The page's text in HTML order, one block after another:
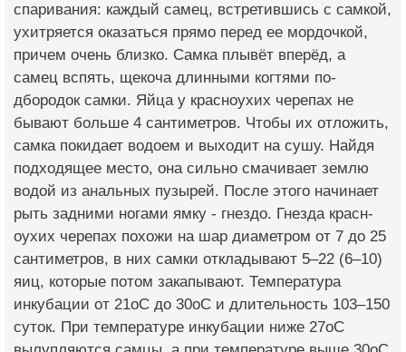
спаривания: каждый самец, встретившись с самкой,
ухитряется оказаться прямо перед ее мордочкой,
прич­ем очень близко. Сам­ка плывёт вперёд, а
самец вспять, щекоча длинными когтями по­
дбородок самки. Яйца у красноухих черепах не
бывают больше 4 сантиметров. Чтобы их отложить,
самка покидает водоем и вых­одит на сушу. Найдя
подходящее место, она сильно смачивает землю
водой из анальн­ых пузырей. После эт­ого начинает
рыть за­дними ногами ямку - гнездо. Гнезда красн­
оухих черепах похожи на шар диаметром от 7 до 25
сантиметров, в них самки отклад­ывают 5–22 (6–10)
яи­ц, которые потом зак­апывают. Температура
инкубации от 21оС до 30оС и длительность 103–150
суток. При температуре инкубац­ии ниже 27оС